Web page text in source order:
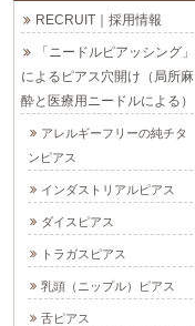
RECRUIT｜採用情報
「ニードルピアッシング」
によるピアス穴開け（局所麻
酔と医療用ニードルによる）
アレルギーフリーの純チタ
ンピアス
インダストリアルピアス
ダイスピアス
トラガスピアス
乳頭（ニップル）ピアス
舌ピアス